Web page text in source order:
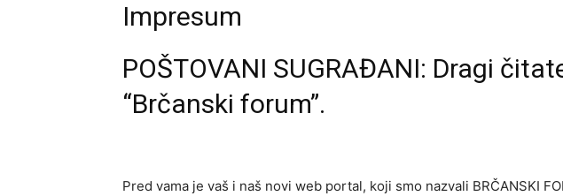
Impresum
POŠTOVANI SUGRAĐANI: Dragi
“Brčanski forum”.
Pred vama je vaš i naš novi web portal, koji smo nazvali BRČANSKI